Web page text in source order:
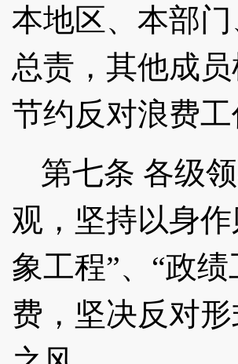
本地区、本部
总责，其他成
节约反对浪费
第七条 各级
观，坚持以身
象工程”、“政
费，坚决反对